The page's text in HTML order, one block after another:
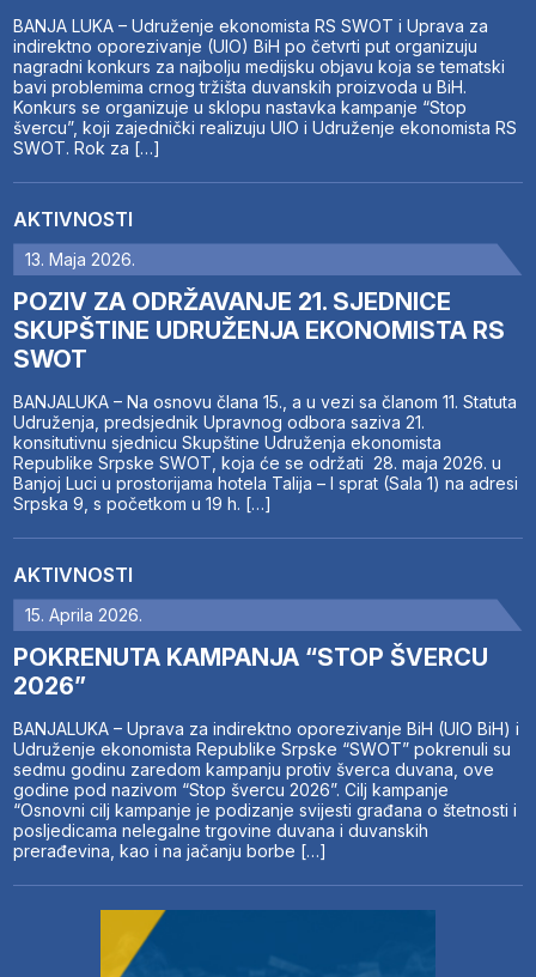
BANJA LUKA – Udruženje ekonomista RS SWOT i Uprava za
indirektno oporezivanje (UIO) BiH po četvrti put organizuju
nagradni konkurs za najbolju medijsku objavu koja se tematski
bavi problemima crnog tržišta duvanskih proizvoda u BiH.
Konkurs se organizuje u sklopu nastavka kampanje “Stop
švercu”, koji zajednički realizuju UIO i Udruženje ekonomista RS
SWOT. Rok za […]
AKTIVNOSTI
13. Maja 2026.
POZIV ZA ODRŽAVANJE 21. SJEDNICE
SKUPŠTINE UDRUŽENJA EKONOMISTA RS
SWOT
BANJALUKA – Na osnovu člana 15., a u vezi sa članom 11. Statuta
Udruženja, predsjednik Upravnog odbora saziva 21.
konsitutivnu sjednicu Skupštine Udruženja ekonomista
Republike Srpske SWOT, koja će se održati 28. maja 2026. u
Banjoj Luci u prostorijama hotela Talija – I sprat (Sala 1) na adresi
Srpska 9, s početkom u 19 h. […]
AKTIVNOSTI
15. Aprila 2026.
POKRENUTA KAMPANJA “STOP ŠVERCU
2026”
BANJALUKA – Uprava za indirektno oporezivanje BiH (UIO BiH) i
Udruženje ekonomista Republike Srpske “SWOT” pokrenuli su
sedmu godinu zaredom kampanju protiv šverca duvana, ove
godine pod nazivom “Stop švercu 2026”. Cilj kampanje
“Osnovni cilj kampanje je podizanje svijesti građana o štetnosti i
posljedicama nelegalne trgovine duvana i duvanskih
prerađevina, kao i na jačanju borbe […]